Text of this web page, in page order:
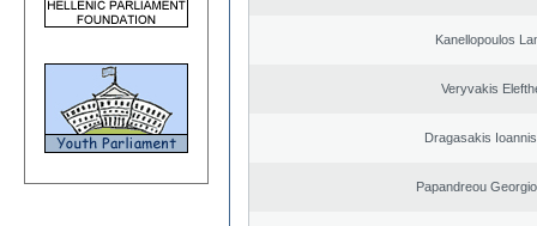
Kanellopoulos
Veryvakis
Dragasakis
Papandreou